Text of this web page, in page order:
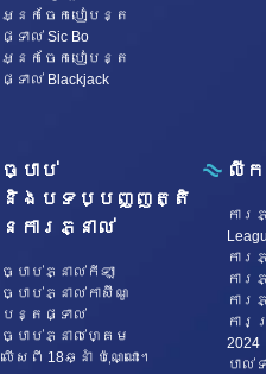
អ្នកចែកបៀបន្ត
ផ្ទាល់ Sic Bo
អ្នកចែកបៀបន្ត
ផ្ទាល់ Blackjack
ច្បាប់
និងបទប្បញ្ញត្តិ
នៃការភ្នាល់
ច្បាប់ភ្នាល់កីឡា
ច្បាប់ភ្នាល់កាស៊ីណូ
បន្តផ្ទាល់
ច្បាប់ភ្នាល់ហ្គេម
លើសពី 18ឆ្នាំ ប៉ុណ្ណោះ។
លី
ការ
ការ
ការ
ការ
ការ
2024
បាល់